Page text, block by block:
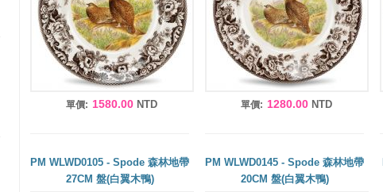
單價: 1580.00 NTD 單價: 1280.00 NTD
PM WLWD0105 - Spode 森林地帶
27CM 盤(白翼木鴨)
PM WLWD0145 - Spode 森林地帶
20CM 盤(白翼木鴨)